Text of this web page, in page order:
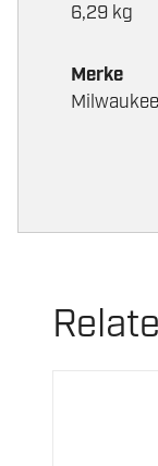
6,29 kg
Merke
Milwaukee